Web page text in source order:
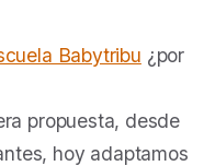
Babytribu ¿por
propuesta, desde
hoy adaptamos